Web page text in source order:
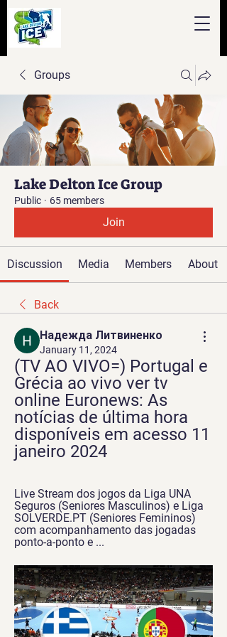
Groups
Lake Delton Ice Group
Public · 65 members
Join
Discussion Media Members About
Back
Надежда Литвиненко
January 11, 2024
(TV AO VIVO=) Portugal e
Grécia ao vivo ver tv
online Euronews: As
notícias de última hora
disponíveis em acesso 11
janeiro 2024
Live Stream dos jogos da Liga UNA
Seguros (Seniores Masculinos) e Liga
SOLVERDE.PT (Seniores Femininos)
com acompanhamento das jogadas
ponto-a-ponto e ...